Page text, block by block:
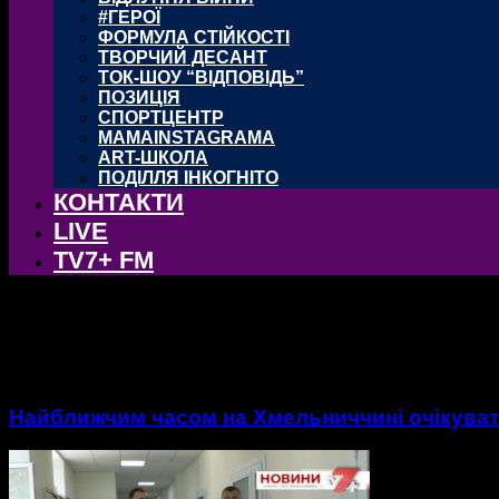
#ГЕРОЇ
ФОРМУЛА СТІЙКОСТІ
ТВОРЧИЙ ДЕСАНТ
ТОК-ШОУ “ВІДПОВІДЬ”
ПОЗИЦІЯ
СПОРТЦЕНТР
MAMAINSTAGRAMA
ART-ШКОЛА
ПОДІЛЛЯ ІНКОГНІТО
КОНТАКТИ
LIVE
TV7+ FM
Найближчим часом на Хмельниччині